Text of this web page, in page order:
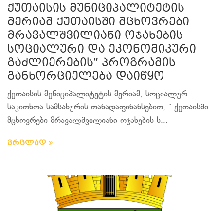
ქუთაისის მუნიციპალიტეტის
მერიამ ქუთაისში მცხოვრები
მრავალშვილიანი ოჯახების
სოციალური და ეკონომიკური
გაძლიერების” პროგრამის
განხორციელება დაიწყო
ქუთაისის მუნიციპალიტეტის მერიამ, სოციალურ
საკითხთა სამსახურის თანადაფინანსებით, ” ქუთაისში
მცხოვრები მრავალშვილიანი ოჯახების ს...
ვრცლად